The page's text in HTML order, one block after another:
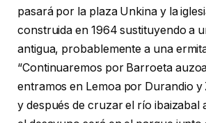
pasará por la plaza Unkina y la
construida en 1964 sustituyendo a
antigua, probablemente a una
“Continuaremos por Barroeta
entramos en Lemoa por Durandio y
y después de cruzar el río ibaizabal